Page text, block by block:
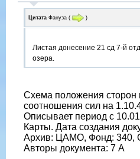
Цитата Фануза ( )
Листая донесение 21 сд 7-й
озера.
Схема положения
соотношения сил на
Описывает период с
Карты. Дата создания
Архив: ЦАМО, Фонд: 340,
Авторы документа: 7 А